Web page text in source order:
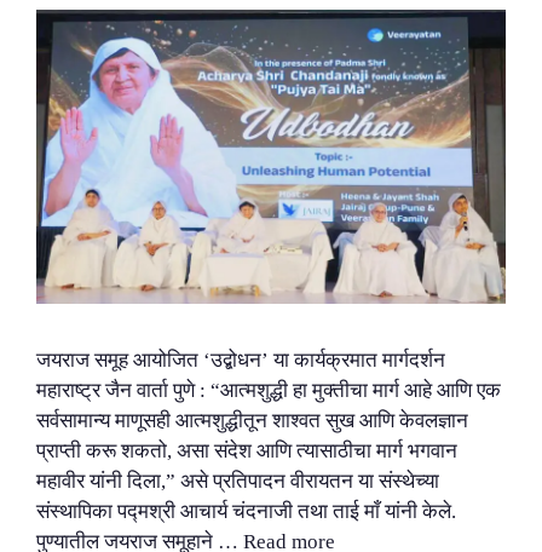
जयराज समूह आयोजित ‘उद्बोधन’ या कार्यक्रमात मार्गदर्शन
महाराष्ट्र जैन वार्ता पुणे : “आत्मशुद्धी हा मुक्तीचा मार्ग आहे आणि एक
सर्वसामान्य माणूसही आत्मशुद्धीतून शाश्वत सुख आणि केवलज्ञान
प्राप्ती करू शकतो, असा संदेश आणि त्यासाठीचा मार्ग भगवान
महावीर यांनी दिला,” असे प्रतिपादन वीरायतन या संस्थेच्या
संस्थापिका पद्मश्री आचार्य चंदनाजी तथा ताई माँ यांनी केले.
पुण्यातील जयराज समूहाने … Read more